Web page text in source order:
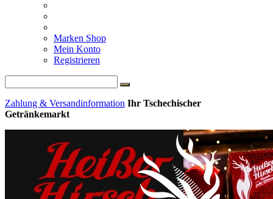
Marken Shop
Mein Konto
Registrieren
Zahlung & Versandinformation Ihr Tschechischer
Getränkemarkt